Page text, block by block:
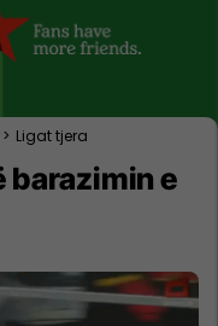
> Ligat tjera
barazimin e